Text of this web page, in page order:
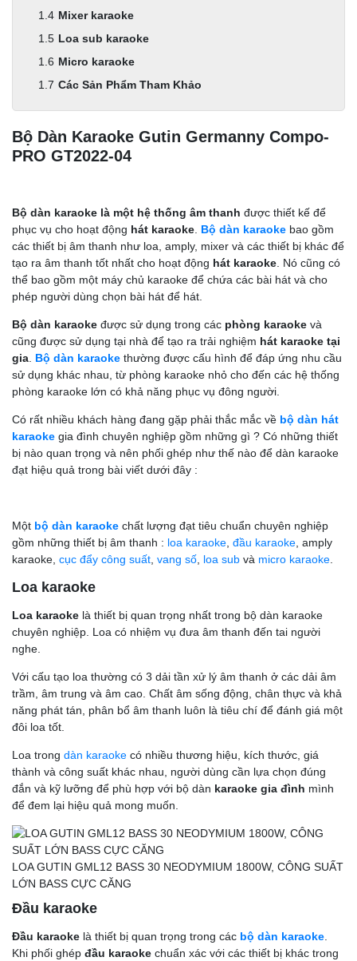
Mixer karaoke
Loa sub karaoke
Micro karaoke
Các Sản Phẩm Tham Khảo
Bộ Dàn Karaoke Gutin Germanny Compo-
PRO GT2022-04
Bộ dàn karaoke là một hệ thống âm thanh được thiết kế để
phục vụ cho hoạt động hát karaoke. Bộ dàn karaoke bao gồm
các thiết bị âm thanh như loa, amply, mixer và các thiết bị khác để
tạo ra âm thanh tốt nhất cho hoạt động hát karaoke. Nó cũng có
thể bao gồm một máy chủ karaoke để chứa các bài hát và cho
phép người dùng chọn bài hát để hát.
Bộ dàn karaoke được sử dụng trong các phòng karaoke và
cũng được sử dụng tại nhà để tạo ra trải nghiệm hát karaoke tại
gia. Bộ dàn karaoke thường được cấu hình để đáp ứng nhu cầu
sử dụng khác nhau, từ phòng karaoke nhỏ cho đến các hệ thống
phòng karaoke lớn có khả năng phục vụ đông người.
Có rất nhiều khách hàng đang gặp phải thắc mắc về bộ dàn hát
karaoke gia đình chuyên nghiệp gồm những gì ? Có những thiết
bị nào quan trọng và nên phối ghép như thế nào để dàn karaoke
đạt hiệu quả trong bài viết dưới đây :
Một bộ dàn karaoke chất lượng đạt tiêu chuẩn chuyên nghiệp
gồm những thiết bị âm thanh : loa karaoke, đầu karaoke, amply
karaoke, cục đẩy công suất, vang số, loa sub và micro karaoke.
Loa karaoke
Loa karaoke là thiết bị quan trọng nhất trong bộ dàn karaoke
chuyên nghiệp. Loa có nhiệm vụ đưa âm thanh đến tai người
nghe.
Với cấu tạo loa thường có 3 dải tần xử lý âm thanh ở các dải âm
trầm, âm trung và âm cao. Chất âm sống động, chân thực và khả
năng phát tán, phân bổ âm thanh luôn là tiêu chí để đánh giá một
đôi loa tốt.
Loa trong dàn karaoke có nhiều thương hiệu, kích thước, giá
thành và công suất khác nhau, người dùng cần lựa chọn đúng
đắn và kỹ lưỡng để phù hợp với bộ dàn karaoke gia đình mình
để đem lại hiệu quả mong muốn.
LOA GUTIN GML12 BASS 30 NEODYMIUM 1800W, CÔNG SUẤT
LỚN BASS CỰC CĂNG
Đầu karaoke
Đầu karaoke là thiết bị quan trọng trong các bộ dàn karaoke.
Khi phối ghép đầu karaoke chuẩn xác với các thiết bị khác trong